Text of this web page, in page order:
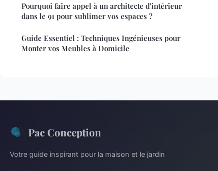
Pourquoi faire appel à un architecte d'intérieur
dans le 91 pour sublimer vos espaces ?
Guide Essentiel : Techniques Ingénieuses pour
Monter vos Meubles à Domicile
Pac Conception
Votre guide inspirant pour la maison et le jardin